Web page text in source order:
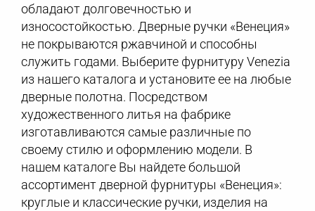
обладают долговечностью и
износостойкостью. Дверные ручки «Венеция»
не покрываются ржавчиной и способны
служить годами. Выберите фурнитуру Venezia
из нашего каталога и установите ее на любые
дверные полотна. Посредством
художественного литья на фабрике
изготавливаются самые различные по
своему стилю и оформлению модели. В
нашем каталоге Вы найдете большой
ассортимент дверной фурнитуры «Венеция»:
круглые и классические ручки, изделия на